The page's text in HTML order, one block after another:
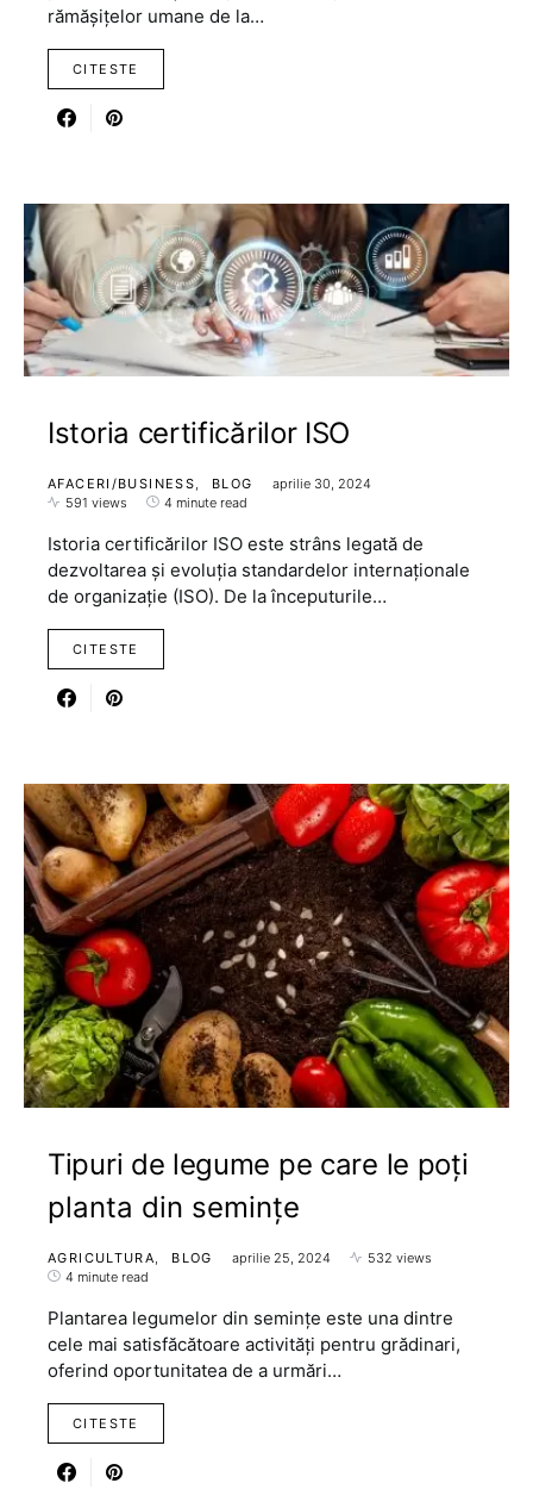
rămășițelor umane de la…
CITESTE
Istoria certificărilor ISO
AFACERI/BUSINESS BLOG
aprilie 30, 2024
591 views
4 minute read
Istoria certificărilor ISO este strâns legată de
dezvoltarea și evoluția standardelor internaționale
de organizație (ISO). De la începuturile…
CITESTE
Tipuri de legume pe care le poți
planta din semințe
AGRICULTURA BLOG aprilie 25, 2024
532 views
4 minute read
Plantarea legumelor din semințe este una dintre
cele mai satisfăcătoare activități pentru grădinari,
oferind oportunitatea de a urmări…
CITESTE